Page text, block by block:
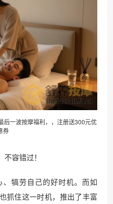
后一波按摩福利，，注册送300元优
券
容错过！
犒劳自己的好时机。而如
抓住这一时机，推出了丰富